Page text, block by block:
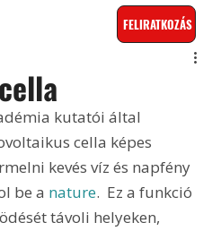
FELIRATKOZÁS
kutatói által
cella képes
kevés víz és napfény
be a nature.  Ez a funkció
távoli helyeken,